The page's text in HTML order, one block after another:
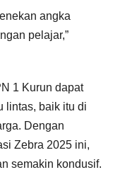
angka
pelajar,”
1 Kurun dapat
lintas, baik itu di
Dengan
Zebra 2025 ini,
semakin kondusif.